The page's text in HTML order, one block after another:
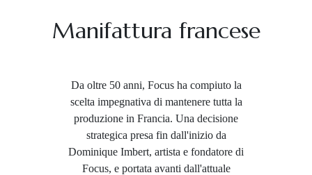
Manifattura francese
Da oltre 50 anni, Focus ha compiuto la
scelta impegnativa di mantenere tutta la
produzione in Francia. Una decisione
strategica presa fin dall'inizio da
Dominique Imbert, artista e fondatore di
Focus, e portata avanti dall'attuale